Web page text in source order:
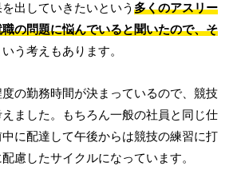
出していきたいという多くのアスリー
の問題に悩んでいると聞いたので、そ
いう考えもあります。
の勤務時間が決まっているので、競技
ました。もちろん一般の社員と同じ仕
に配達して午後からは競技の練習に打
慮したサイクルになっています。